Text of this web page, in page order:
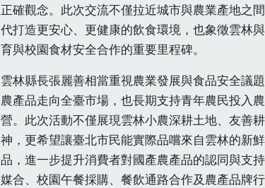
正確觀念。此次交流不僅拉近城市與農業產地之
代打造更安心、更健康的飲食環境，也象徵雲林
育與校園食材安全合作的重要里程碑。
雲林縣長張麗善相當重視農業發展與食品安全議
農產品走向全臺市場，也長期支持青年農民投入
營。此次活動不僅展現雲林小農深耕土地、友善
神，更希望讓臺北市民能實際品嚐來自雲林的新
品，進一步提升消費者對國產農產品的認同與支
媒合、校園午餐採購、餐飲通路合作及農產品牌行